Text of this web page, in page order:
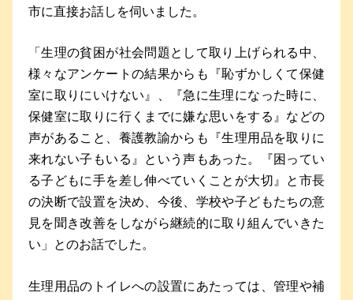
市に直接お話しを伺いました。
「生理の貧困が社会問題として取り上げられる中、
様々なアンケートの結果からも『恥ずかしくて保健
室に取りにいけない』、『急に生理になった時に、
保健室に取りに行くまでに嫌な思いをする』などの
声があること、養護教諭からも『生理用品を取りに
来れない子もいる』という声もあった。『困ってい
る子どもに手を差し伸べていくことが大切』と市長
の決断で設置を決め、今後、学校や子どもたちの意
見を聞き改善をしながら継続的に取り組んでいきた
い」とのお話でした。
生理用品のトイレへの設置にあたっては、管理や補